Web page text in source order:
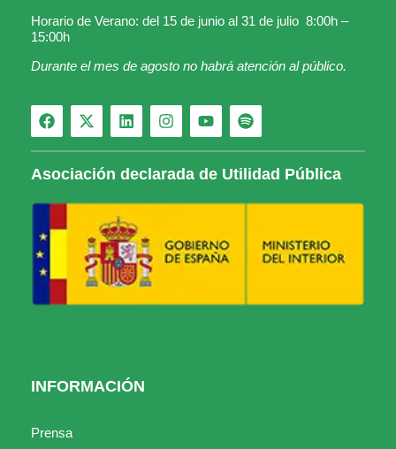
Horario de Verano: del 15 de junio al 31 de julio 8:00h –
15:00h
Durante el mes de agosto no habrá atención al público.
Asociación declarada de Utilidad Pública
INFORMACIÓN
Prensa